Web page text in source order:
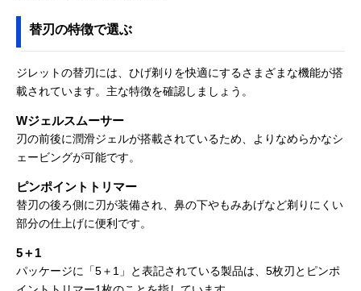
替刃の特徴で選ぶ
ジレットの替刃には、ひげ剃りを快適にするさまざまな機能が搭
載されています。主な特徴を確認しましょう。
Wジェルスムーサー
刃の前後に潤滑ジェルが搭載されているため、よりなめらかなシ
ェービングが可能です。
ピンポイントトリマー
替刃の後ろ側に刃が装備され、鼻の下やもみあげなど剃りにくい
部分の仕上げに便利です。
5＋1
パッケージに「5＋1」と表記されている製品は、5枚刃とピンポ